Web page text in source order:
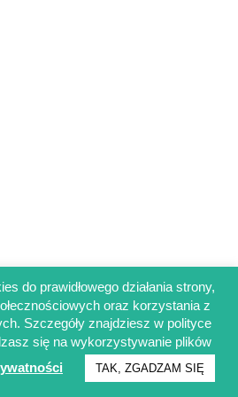
sklepu
prywatności
informacyjny RODO
2025
do prawidłowego działania strony,
oraz korzystania z
Szczegóły znajdziesz w polityce
się na wykorzystywanie plików
TAK, ZGADZAM SIĘ